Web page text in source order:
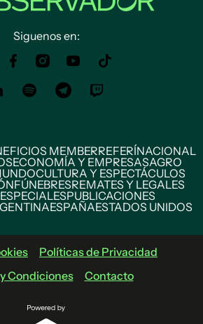
Siguenos en:
MEMBERREFERÍNACIONAL
ECONOMÍA Y EMPRESASAGRO
CULTURA Y ESPECTÁCULOS
FÚNEBRESREMATES Y LEGALES
PUBLICACIONES
ESPAÑAESTADOS UNIDOS
Políticas de Privacidad
Condiciones
Contacto